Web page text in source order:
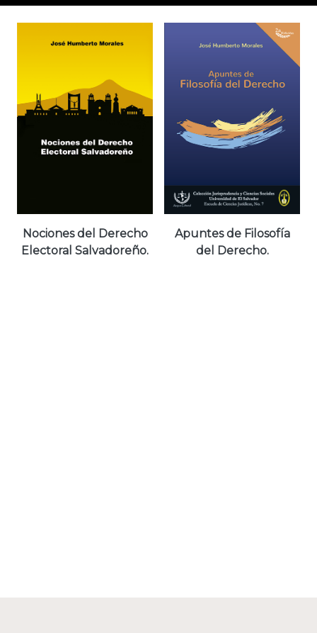
Nociones del Derecho
Electoral Salvadoreño.
Apuntes de Filosofía
del Derecho.